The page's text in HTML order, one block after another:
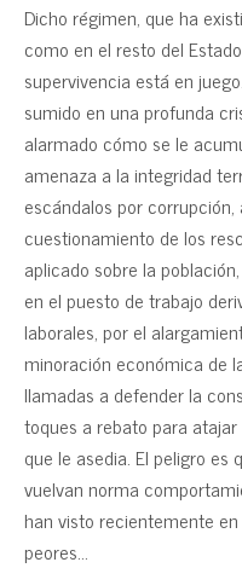
Dicho régimen, que ha
como en el resto del
supervivencia está en
sumido en una profunda
alarmado cómo se le
amenaza a la integridad
escándalos por
cuestionamiento de los
aplicado sobre la
en el puesto de trabajo
laborales, por el
minoración económica de
llamadas a defender la
toques a rebato para
que le asedia. El peligro es
vuelvan norma
han visto recientemente
peores…